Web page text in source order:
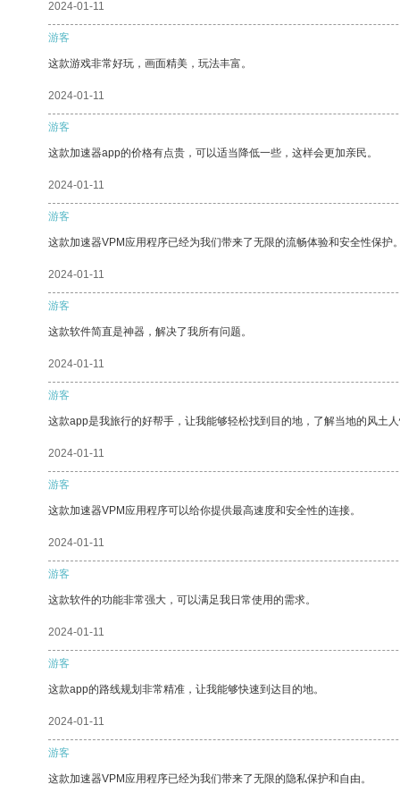
2024-01-11
游客
这款游戏非常好玩，画面精美，玩法丰富。
2024-01-11
游客
这款加速器app的价格有点贵，可以适当降低一些，这样会更加亲民。
2024-01-11
游客
这款加速器VPM应用程序已经为我们带来了无限的流畅体验和安全性保护
2024-01-11
游客
这款软件简直是神器，解决了我所有问题。
2024-01-11
游客
这款app是我旅行的好帮手，让我能够轻松找到目的地，了解当地的风土
2024-01-11
游客
这款加速器VPM应用程序可以给你提供最高速度和安全性的连接。
2024-01-11
游客
这款软件的功能非常强大，可以满足我日常使用的需求。
2024-01-11
游客
这款app的路线规划非常精准，让我能够快速到达目的地。
2024-01-11
游客
这款加速器VPM应用程序已经为我们带来了无限的隐私保护和自由。